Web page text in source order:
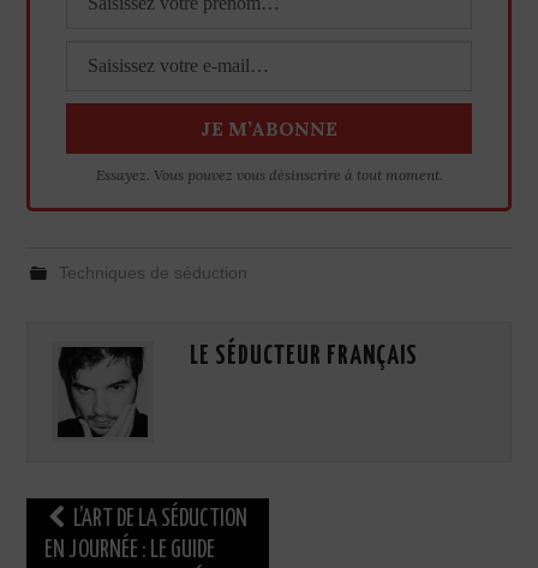
Essayez. Vous pouvez vous désinscrire à tout moment.
Techniques de séduction
LE SÉDUCTEUR FRANÇAIS
Navigation
des
L’ART DE LA SÉDUCTION
EN JOURNÉE : LE GUIDE